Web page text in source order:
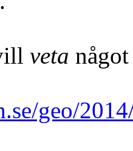
veta
geo/